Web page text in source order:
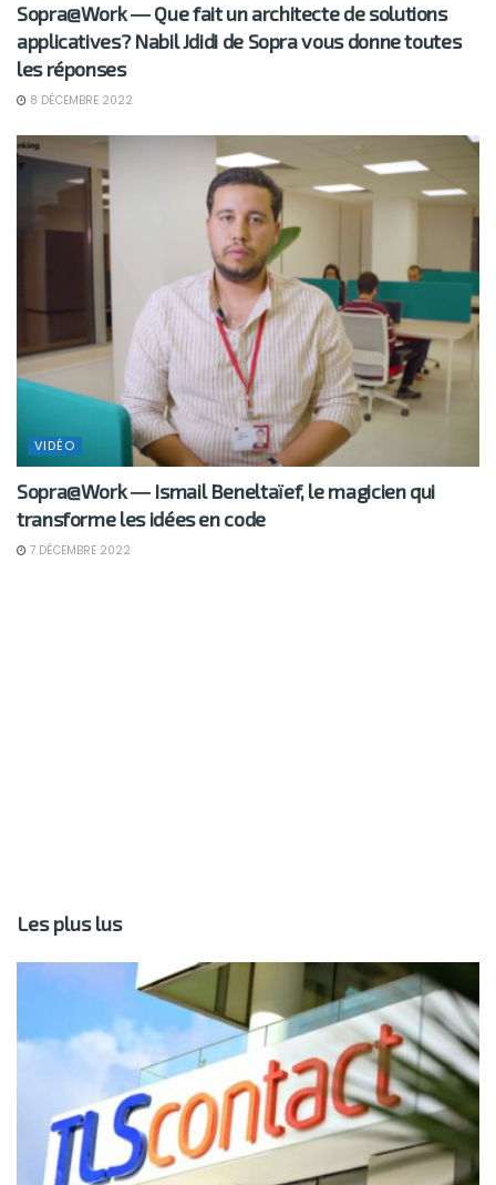
Sopra@Work ― Que fait un architecte de solutions
applicatives? Nabil Jdidi de Sopra vous donne toutes
les réponses
8 DÉCEMBRE 2022
VIDÉO
Sopra@Work ― Ismail Beneltaïef, le magicien qui
transforme les idées en code
7 DÉCEMBRE 2022
Les plus lus